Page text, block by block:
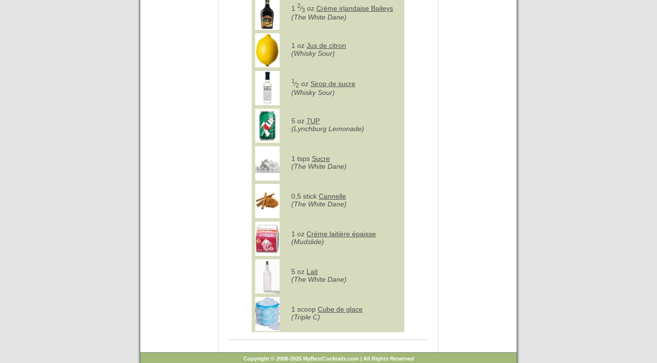
1 2⁄3 oz Crème irlandaise Baileys
(The White Dane)
1 oz Jus de citron
(Whisky Sour)
1 ⁄2 oz Sirop de sucre
(Whisky Sour)
5 oz 7UP
(Lynchburg Lemonade)
1 tsps Sucre
(The White Dane)
0,5 stick Cannelle
(The White Dane)
1 oz Crème laitière épaisse
(Mudslide)
5 oz Lait
(The White Dane)
1 scoop Cube de glace
(Triple C)
Copyright © 2008-2025 MyBestCocktails.com | All Rights Reserved